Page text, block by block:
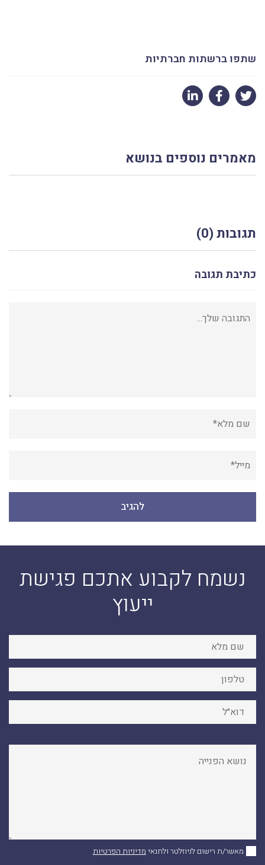
שתפו ברשתות חברתיות
מאמרים נוספים בנושא
תגובות (0)
כתיבת תגובה
נשמח לקבוע אתכם פגישת
ייעוץ
מאשר/ת רישום לניוזלטר ולתנאי מדיניות הפרטיות